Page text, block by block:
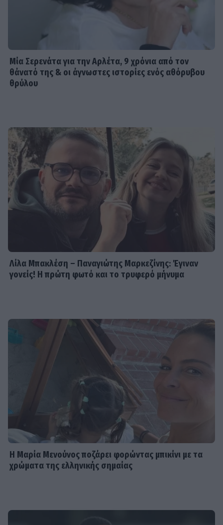
Μία Σερενάτα για την Αρλέτα, 9 χρόνια από τον
θάνατό της & οι άγνωστες ιστορίες ενός αθόρυβου
θρύλου
Λίλα Μπακλέση – Παναγιώτης Μαρκεζίνης: Έγιναν
γονείς! Η πρώτη φωτό και το τρυφερό μήνυμα
Η Μαρία Μενούνος ποζάρει φορώντας μπικίνι με τα
χρώματα της ελληνικής σημαίας